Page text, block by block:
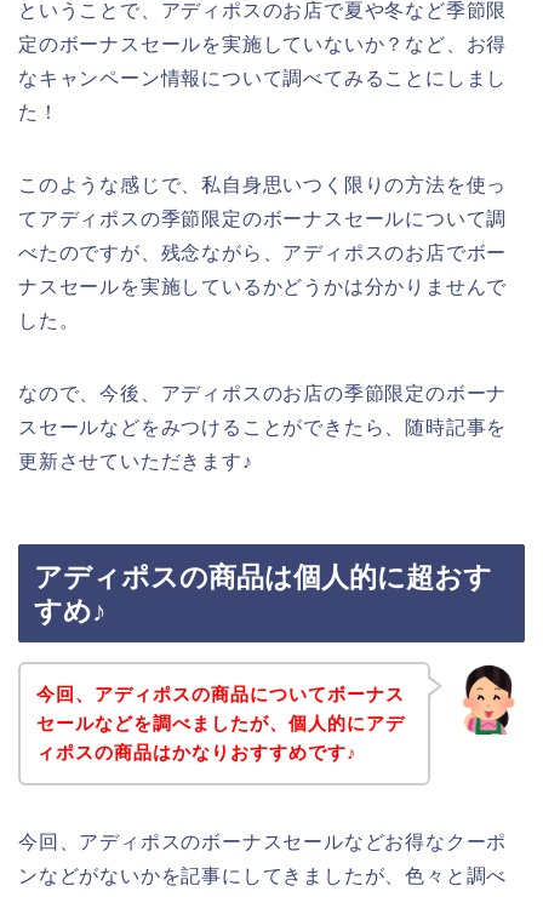
ということで、アディポスのお店で夏や冬など季節限
定のボーナスセールを実施していないか？など、お得
なキャンペーン情報について調べてみることにしまし
た！
このような感じで、私自身思いつく限りの方法を使っ
てアディポスの季節限定のボーナスセールについて調
べたのですが、残念ながら、アディポスのお店でボー
ナスセールを実施しているかどうかは分かりませんで
した。
なので、今後、アディポスのお店の季節限定のボーナ
スセールなどをみつけることができたら、随時記事を
更新させていただきます♪
アディポスの商品は個人的に超おす
すめ♪
今回、アディポスの商品についてボーナス
セールなどを調べましたが、個人的にアデ
ィポスの商品はかなりおすすめです♪
今回、アディポスのボーナスセールなどお得なクーポ
ンなどがないかを記事にしてきましたが、色々と調べ